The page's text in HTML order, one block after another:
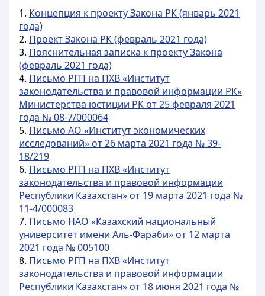
1. Концепция к проекту Закона РК (январь 2021
года)
2. Проект Закона РК (февраль 2021 года)
3. Пояснительная записка к проекту Закона
(февраль 2021 года)
4. Письмо РГП на ПХВ «Институт
законодательства и правовой информации РК»
Министерства юстиции РК от 25 февраля 2021
года № 08-7/000064
5. Письмо АО «Институт экономических
исследований» от 26 марта 2021 года № 39-
18/219
6. Письмо РГП на ПХВ «Институт
законодательства и правовой информации
Республики Казахстан» от 19 марта 2021 года №
11-4/000083
7. Письмо НАО «Казахский национальный
университет имени Аль-Фараби» от 12 марта
2021 года № 005100
8. Письмо РГП на ПХВ «Институт
законодательства и правовой информации
Республики Казахстан» от 18 июня 2021 года №